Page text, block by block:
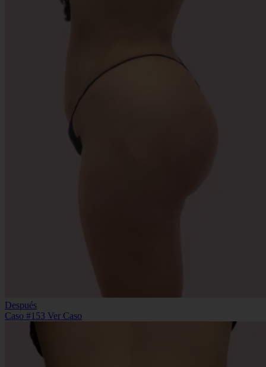
Después
Caso #153 Ver Caso